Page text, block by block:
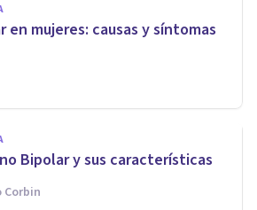
en mujeres: causas y síntomas
Bipolar y sus características
Corbin
la versión leve del